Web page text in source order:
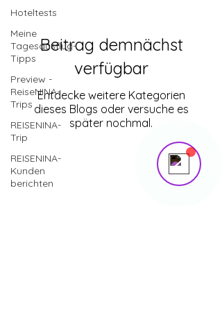
Hoteltests
Meine
Tagesausflug-
Tipps
Preview -
ReiseNINA-
Trips
REISENINA-
Trip
REISENINA-
Kunden
berichten
Beitrag demnächst
verfügbar
Entdecke weitere Kategorien
dieses Blogs oder versuche es
später nochmal.
The trial's over, but the show must go
masterpiece in the spotlight.
Send us a message
Online
💬 na, dann schieß mal los